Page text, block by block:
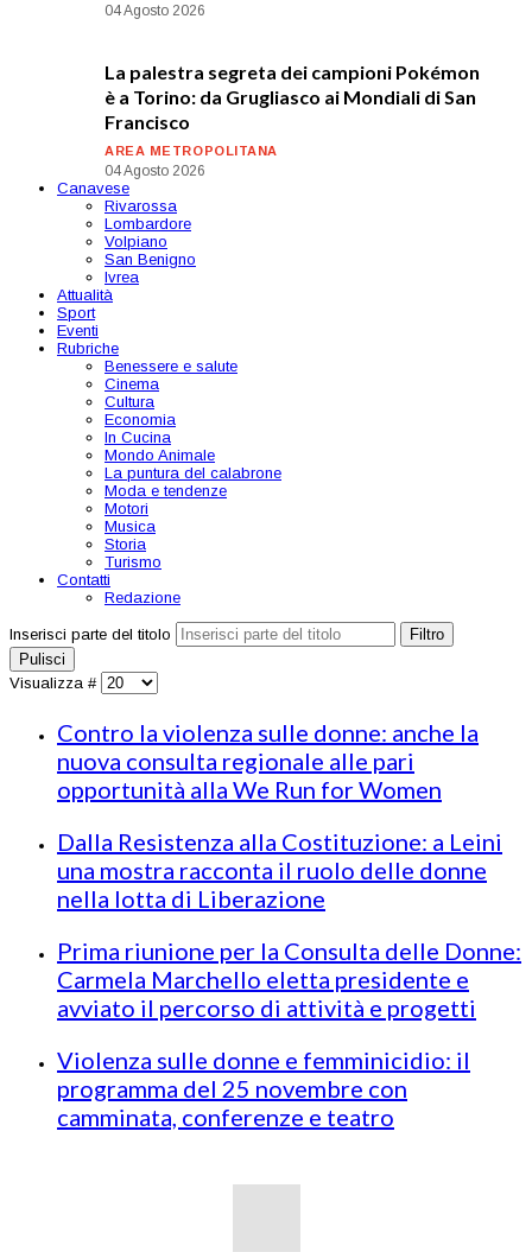
04 Agosto 2026
La palestra segreta dei campioni Pokémon
è a Torino: da Grugliasco ai Mondiali di San
Francisco
AREA METROPOLITANA
04 Agosto 2026
Canavese
Rivarossa
Lombardore
Volpiano
San Benigno
Ivrea
Attualità
Sport
Eventi
Rubriche
Benessere e salute
Cinema
Cultura
Economia
In Cucina
Mondo Animale
La puntura del calabrone
Moda e tendenze
Motori
Musica
Storia
Turismo
Contatti
Redazione
Inserisci parte del titolo
Filtro
Pulisci
Visualizza #
Contro la violenza sulle donne: anche la
nuova consulta regionale alle pari
opportunità alla We Run for Women
Dalla Resistenza alla Costituzione: a Leini
una mostra racconta il ruolo delle donne
nella lotta di Liberazione
Prima riunione per la Consulta delle Donne:
Carmela Marchello eletta presidente e
avviato il percorso di attività e progetti
Violenza sulle donne e femminicidio: il
programma del 25 novembre con
camminata, conferenze e teatro